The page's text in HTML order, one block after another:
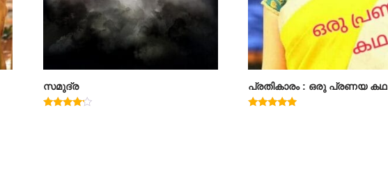
സമുദ്ര പ്രതികാരം : ഒരു പ്രണയ കഥ